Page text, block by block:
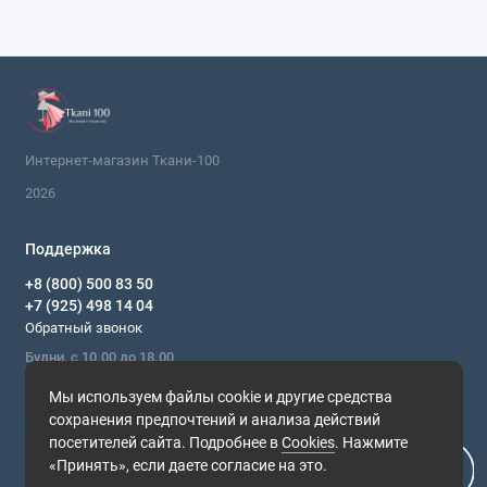
Искусственный шелк цвета фуксии – это
универсальная ткань с отличными
полиэстера и эластана обеспечивает комфорт,
долговечность и простоту ухода. Ширина полотна
материал для различных швейных проектов.
Интернет-магазин тканей для одежды и мебели с
доставкой по России предлагает вам приобрести этот
материал по выгодной цене. Создавайте стильные и
практичные вещи с помощью качественных тканей
Мы используем файлы cookie и другие средства
сохранения предпочтений и анализа действий
посетителей сайта. Подробнее вCookies. Нажмите
«Принять», если даете согласие на это.
Интернет-магазин Ткани-100
2026
Поддержка
+8 (800) 500 83 50
+7 (925) 498 14 04
Обратный звонок
Будни, с 10.00 до 18.00
Мы в сети